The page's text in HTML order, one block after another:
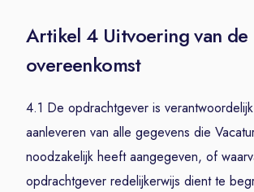
Artikel 4 Uitvoering van de
overeenkomst
4.1 De opdrachtgever is
aanleveren van alle gegevens die
noodzakelijk heeft aangegeven, of
opdrachtgever redelijkerwijs dient te